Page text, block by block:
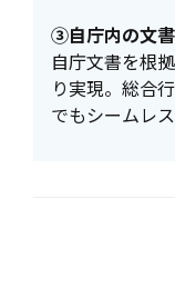
③自庁内の文
自庁文書を根
り実現。総合
でもシームレ